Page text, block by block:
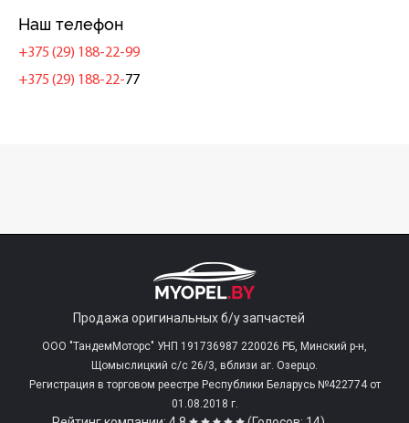
Наш телефон
+375 (29) 188-22-99
+375 (29) 188-22-77
Продажа оригинальных б/у запчастей
ООО "ТандемМоторс" УНП 191736987 220026 РБ, Минский р-н,
Щомыслицкий с/c 26/3, вблизи аг. Озерцо.
Регистрация в торговом реестре Республики Беларусь №422774 от
01.08.2018 г.